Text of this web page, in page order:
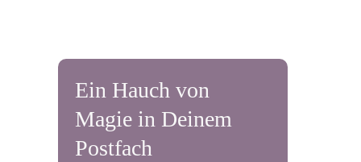
Ein Hauch von
Magie in Deinem
Postfach